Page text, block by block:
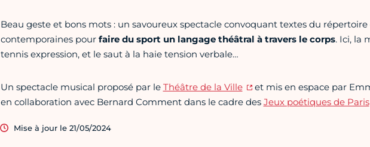
Beau geste et bons mots : un savoureux spectacle convoquant textes du
contemporaines pour faire du sport un langage théâtral à travers le corps. Ici, la
tennis expression, et le saut à la haie tension verbale…
Un spectacle musical proposé par le Théâtre de la Ville
et mis en espace par
en collaboration avec Bernard Comment dans le cadre des Jeux poétiques de Paris
Mise à jour le 21/05/2024